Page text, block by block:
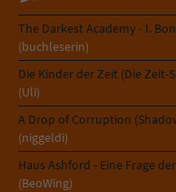
The Darkest Academy - I.
(buchleserin)
Die Kinder der Zeit (Die Zeit-
(Uli)
A Drop of Corruption
(niggeldi)
Haus Ashford - Eine Frage
(BeoWing)